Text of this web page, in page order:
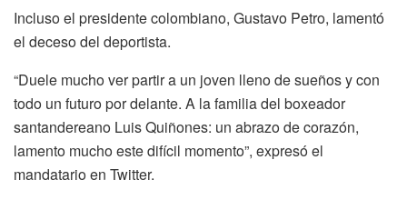
Incluso el presidente colombiano, Gustavo Petro, lamentó
el deceso del deportista.
“Duele mucho ver partir a un joven lleno de sueños y con
todo un futuro por delante. A la familia del boxeador
santandereano Luis Quiñones: un abrazo de corazón,
lamento mucho este difícil momento”, expresó el
mandatario en Twitter.